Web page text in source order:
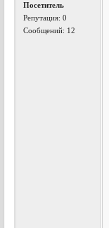
Посетитель
Репутация:0
Сообщений: 12